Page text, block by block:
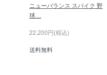
ニューバランス スパイク 野
球…
22,200円(税込)
送料無料